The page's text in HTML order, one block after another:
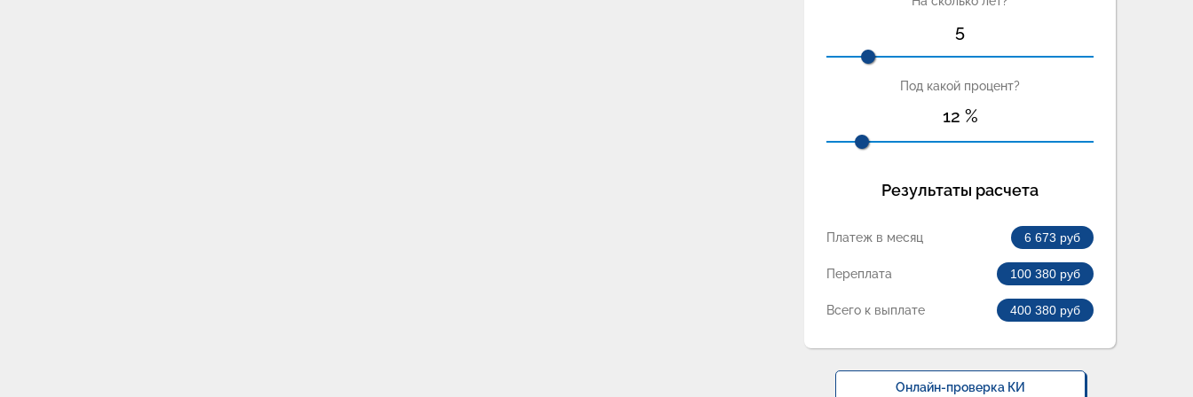
5
Под какой процент?
12 %
Результаты расчета
Платеж в месяц 6 673 руб
Переплата 100 380 руб
Всего к выплате 400 380 руб
Онлайн-проверка КИ